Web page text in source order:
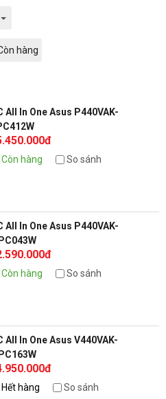
hàng
All In One Asus P440VAK-
Còn hàng So sánh
All In One Asus P440VAK-
Còn hàng So sánh
All In One Asus V440VAK-
Hết hàng So sánh